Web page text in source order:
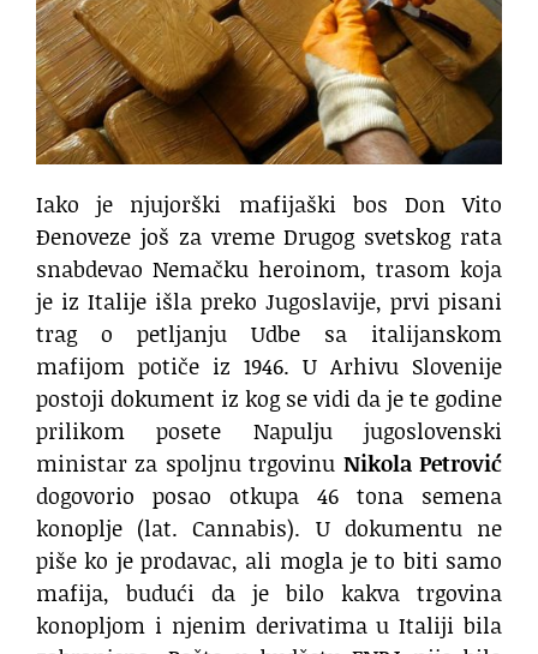
Iako je njujorški mafijaški bos Don Vito
Đenoveze još za vreme Drugog svetskog rata
snabdevao Nemačku heroinom, trasom koja
je iz Italije išla preko Jugoslavije, prvi pisani
trag o petljanju Udbe sa italijanskom
mafijom potiče iz 1946. U Arhivu Slovenije
postoji dokument iz kog se vidi da je te godine
prilikom posete Napulju jugoslovenski
ministar za spoljnu trgovinu Nikola Petrović
dogovorio posao otkupa 46 tona semena
konoplje (lat. Cannabis). U dokumentu ne
piše ko je prodavac, ali mogla je to biti samo
mafija, budući da je bilo kakva trgovina
konopljom i njenim derivatima u Italiji bila